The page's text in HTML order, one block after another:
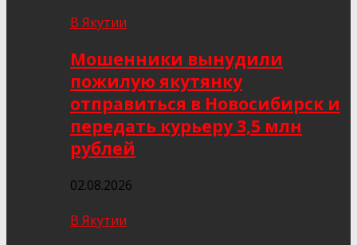
В Якутии
Мошенники вынудили
пожилую якутянку
отправиться в Новосибирск и
передать курьеру 3,5 млн
рублей
02.08.2026
В Якутии